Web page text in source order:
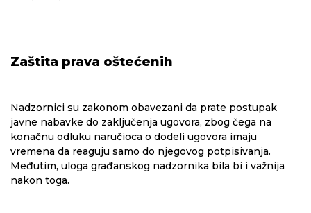
Zaštita prava oštećenih
Nadzornici su zakonom obavezani da prate postupak
javne nabavke do zaključenja ugovora, zbog čega na
konačnu odluku naručioca o dodeli ugovora imaju
vremena da reaguju samo do njegovog potpisivanja.
Međutim, uloga građanskog nadzornika bila bi i važnija
nakon toga.